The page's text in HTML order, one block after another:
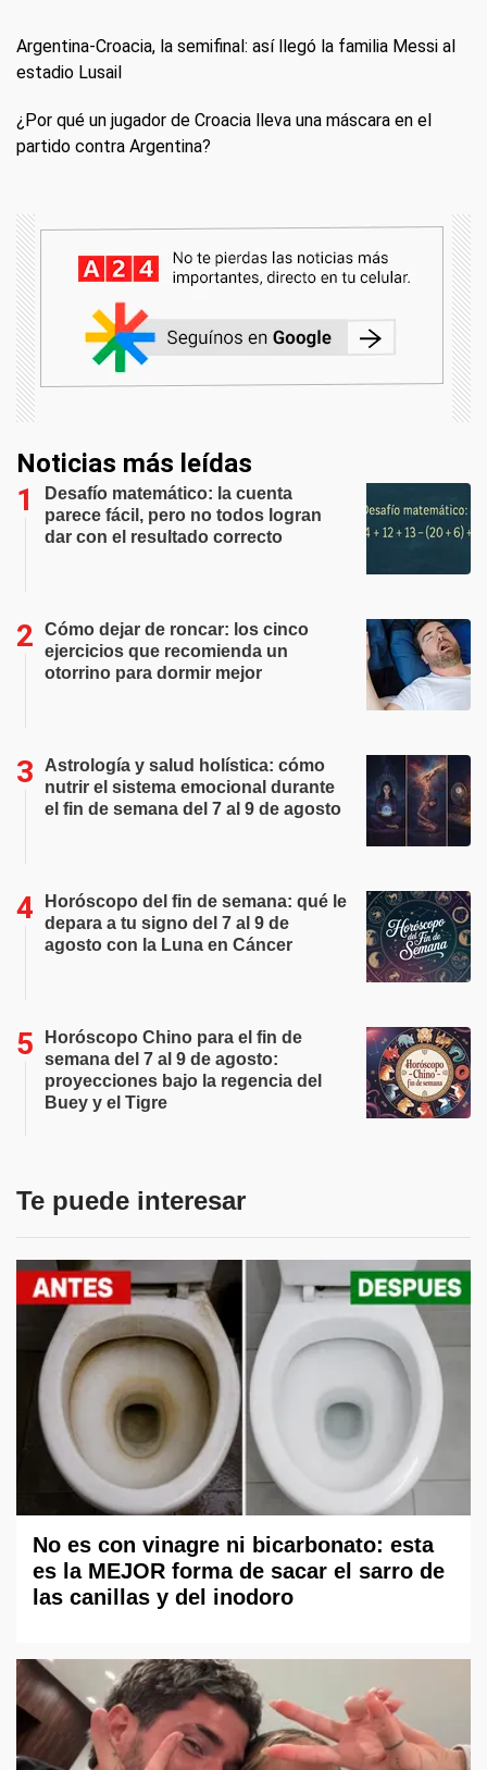
Argentina-Croacia, la semifinal: así llegó la familia Messi al
estadio Lusail
¿Por qué un jugador de Croacia lleva una máscara en el
partido contra Argentina?
Noticias más leídas
Desafío matemático: la cuenta
parece fácil, pero no todos logran
dar con el resultado correcto
Cómo dejar de roncar: los cinco
ejercicios que recomienda un
otorrino para dormir mejor
Astrología y salud holística: cómo
nutrir el sistema emocional durante
el fin de semana del 7 al 9 de agosto
Horóscopo del fin de semana: qué le
depara a tu signo del 7 al 9 de
agosto con la Luna en Cáncer
Horóscopo Chino para el fin de
semana del 7 al 9 de agosto:
proyecciones bajo la regencia del
Buey y el Tigre
Te puede interesar
No es con vinagre ni bicarbonato: esta
es la MEJOR forma de sacar el sarro de
las canillas y del inodoro